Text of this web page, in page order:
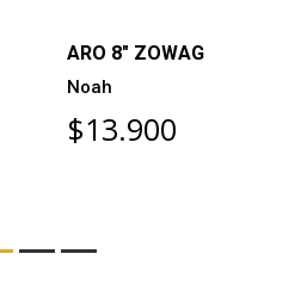
ARO 8" ZOWAG
Noah
$13.900